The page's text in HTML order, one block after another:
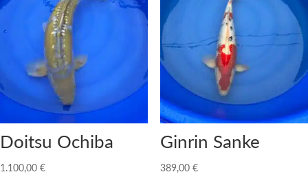
Doitsu Ochiba
1.100,00 €
Ginrin Sanke
389,00 €